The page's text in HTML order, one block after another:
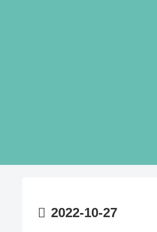
2022-10-27